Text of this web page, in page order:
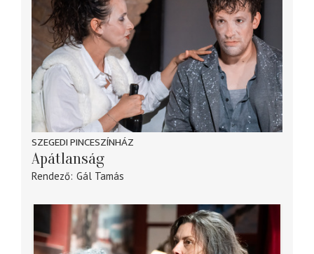
SZEGEDI PINCESZÍNHÁZ
Apátlanság
Rendező Gál Tamás